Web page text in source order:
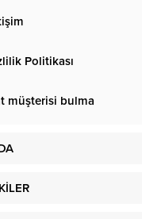
Politikası
müşterisi bulma